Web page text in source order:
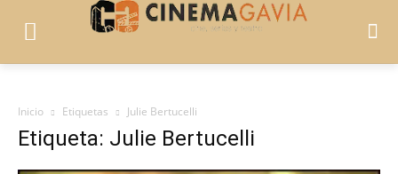
Inicio Etiquetas Julie Bertucelli
Etiqueta: Julie Bertucelli